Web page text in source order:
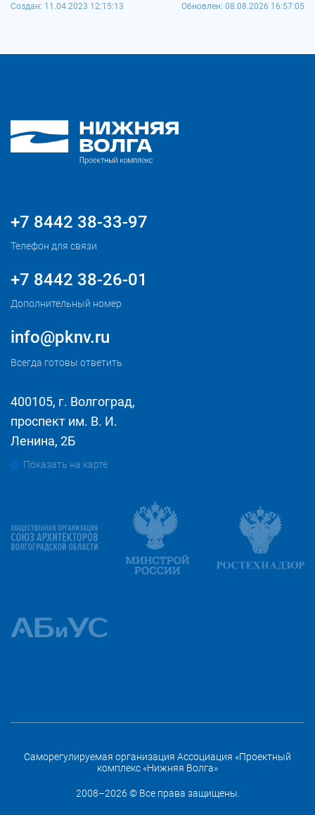
Создан: 11.04.2023 12:15:13 Обновлен: 08.08.2026 16:57:05
+7 8442 38-33-97
Телефон для связи
+7 8442 38-26-01
Дополнительный номер
info@pknv.ru
Всегда готовы ответить
400105, г. Волгоград,
проспект им. В. И.
Ленина, 2Б
Показать на карте
Саморегулируемая организация Ассоциация «Проектный
комплекс «Нижняя Волга»
2008–2026 © Все права защищены.